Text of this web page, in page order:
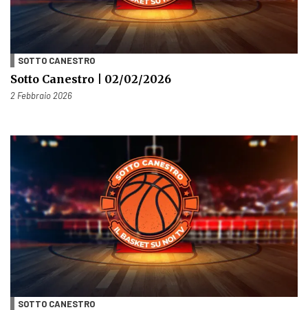
SOTTO CANESTRO
Sotto Canestro | 02/02/2026
Pubblicato il
2 Febbraio 2026
SOTTO CANESTRO